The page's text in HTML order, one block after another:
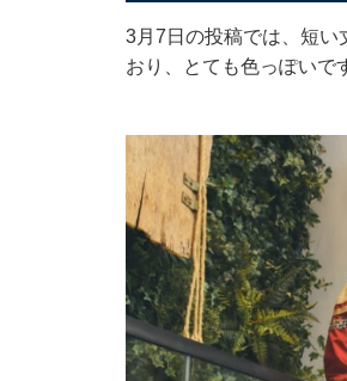
3月7日の投稿では、短い
おり、とても色っぽいで